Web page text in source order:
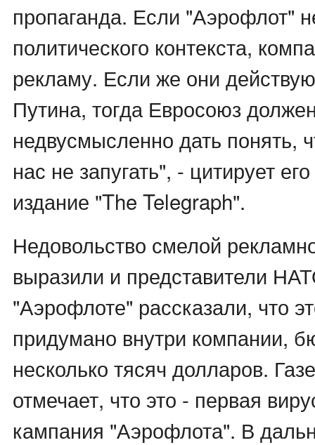
пропаганда. Если "Аэрофлот"
политического контекста,
рекламу. Если же они
Путина, тогда Евросоюз
недвусмысленно дать понять,
нас не запугать", - цитирует
издание "The Telegraph".
Недовольство смелой
выразили и представители
"Аэрофлоте" рассказали, что
придумано внутри компании,
несколько тясяч долларов.
отмечает, что это - первая
кампания "Аэрофлота". В